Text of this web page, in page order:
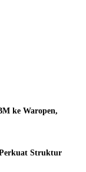
ke Waropen,
Struktur